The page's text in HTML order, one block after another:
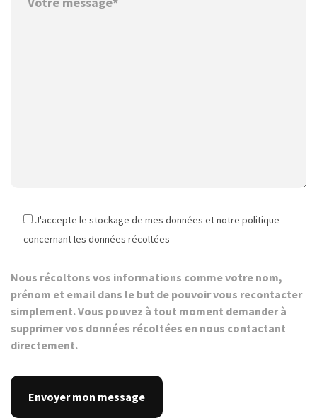
J'accepte le stockage de mes données et notre politique
concernant les données récoltées
Nous récoltons vos informations comme votre nom,
prénom et email dans le but de pouvoir vous recontacter
simplement. Vous pouvez à tout moment demander à
supprimer vos données récoltées en nous contactant
directement.